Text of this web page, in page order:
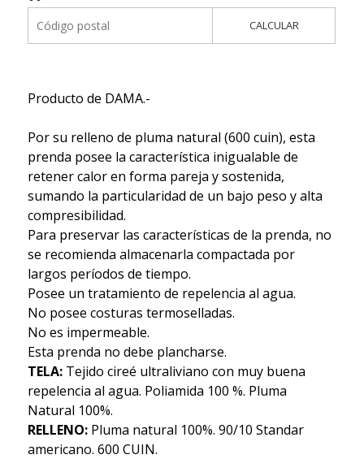
CALCULAR
Producto de DAMA.-
Por su relleno de pluma natural (600 cuin), esta
prenda posee la característica inigualable de
retener calor en forma pareja y sostenida,
sumando la particularidad de un bajo peso y alta
compresibilidad.
Para preservar las características de la prenda, no
se recomienda almacenarla compactada por
largos períodos de tiempo.
Posee un tratamiento de repelencia al agua.
No posee costuras termoselladas.
No es impermeable.
Esta prenda no debe plancharse.
TELA:Tejido cireé ultraliviano con muy buena
repelencia al agua. Poliamida 100 %. Pluma
Natural 100%.
RELLENO:Pluma natural 100%. 90/10 Standar
americano. 600 CUIN.